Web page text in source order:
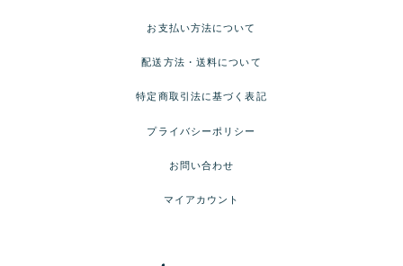
お支払い方法について
配送方法・送料について
特定商取引法に基づく表記
プライバシーポリシー
お問い合わせ
マイアカウント